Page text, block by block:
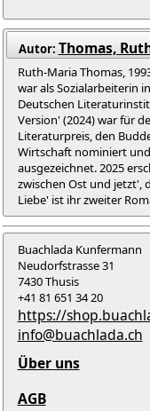
Autor: Thomas,
Ruth-Maria Thomas,
war als Sozialarbeiterin
Deutschen
Version' (2024) war für
Literaturpreis, den
Wirtschaft nominiert
ausgezeichnet. 2025
zwischen Ost und jetzt',
Liebe' ist ihr zweiter
Buachlada Kunfermann
Neudorfstrasse 31
7430 Thusis
+41 81 651 34 20
https://
info@buachlada.ch
Über uns
AGB